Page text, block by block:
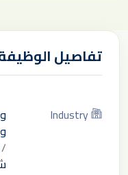
تفاصيل
Industry
/